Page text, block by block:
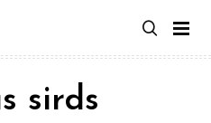
sirds